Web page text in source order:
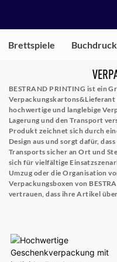
Brettspiele Buchdruck
BESTRAND PRINTING ist ein
Verpackungskartons&Lieferant
hochwertige und langlebige
Lagerung und den Transport
Produkt zeichnet sich durch
Design aus und sorgt dafür,
Transports sicher an Ort und
sich für vielfältige
Umzug oder die Organisation
Verpackungsboxen von
vertrauen, dass ihre Artikel